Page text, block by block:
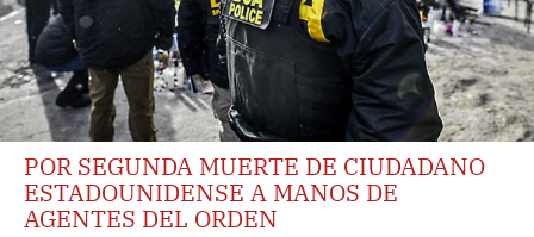
POR SEGUNDA MUERTE DE CIUDADANO
ESTADOUNIDENSE A MANOS DE
AGENTES DEL ORDEN